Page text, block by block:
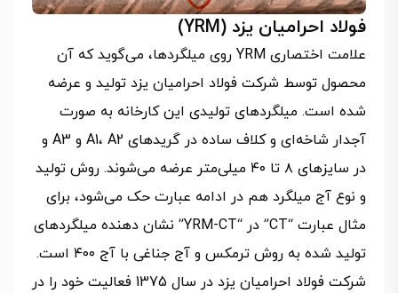
فولاد احرامیان یزد (YRM)
علامت اختصاری YRM روی میلگردها، می‌گوید که آن
محصول توسط شرکت فولاد احرامیان یزد تولید و عرضه
شده است. میلگردهای تولیدی این کارخانه به صورت
آجدار شاخه‌ای و کلاف ساده در گریدهای A1، A2 و A3 و
در سایزهای ۸ تا ۴۰ میلی‌متر عرضه می‌شوند. روش تولید
و نوع آج میلگرد هم در ادامه عبارت حک می‌شود، برای
مثال عبارت “CT” در “YRM-CT” نشان دهنده میلگردهای
تولید شده به روش ترمکس و آج جناغی با آج ۴۰۰ است.
شرکت فولاد احرامیان یزد در سال 1375 فعالیت خود را در